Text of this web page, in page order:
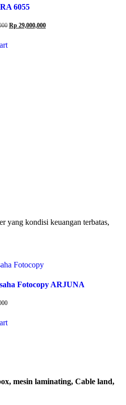
6055
Original
Rp29,000,000Current
yang kondisi keuangan terbatas,
Fotocopy
Fotocopy ARJUNA
mesin laminating, Cable land,